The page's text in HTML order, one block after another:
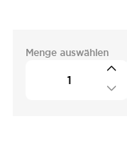
Menge auswählen